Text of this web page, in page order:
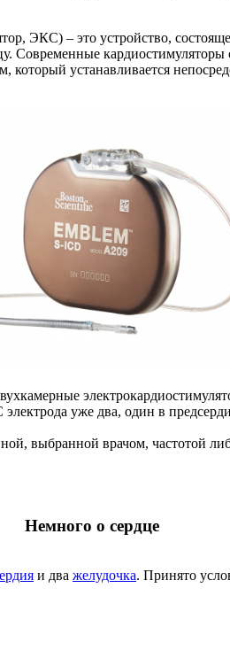
ЭКС) – это устройство,
кардиостимуляторы
устанавливается
уже два, один в
выбранной врачом, частотой
Немного о сердце
и два желудочка. Принято